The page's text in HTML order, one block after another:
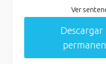
Ver
Descargar